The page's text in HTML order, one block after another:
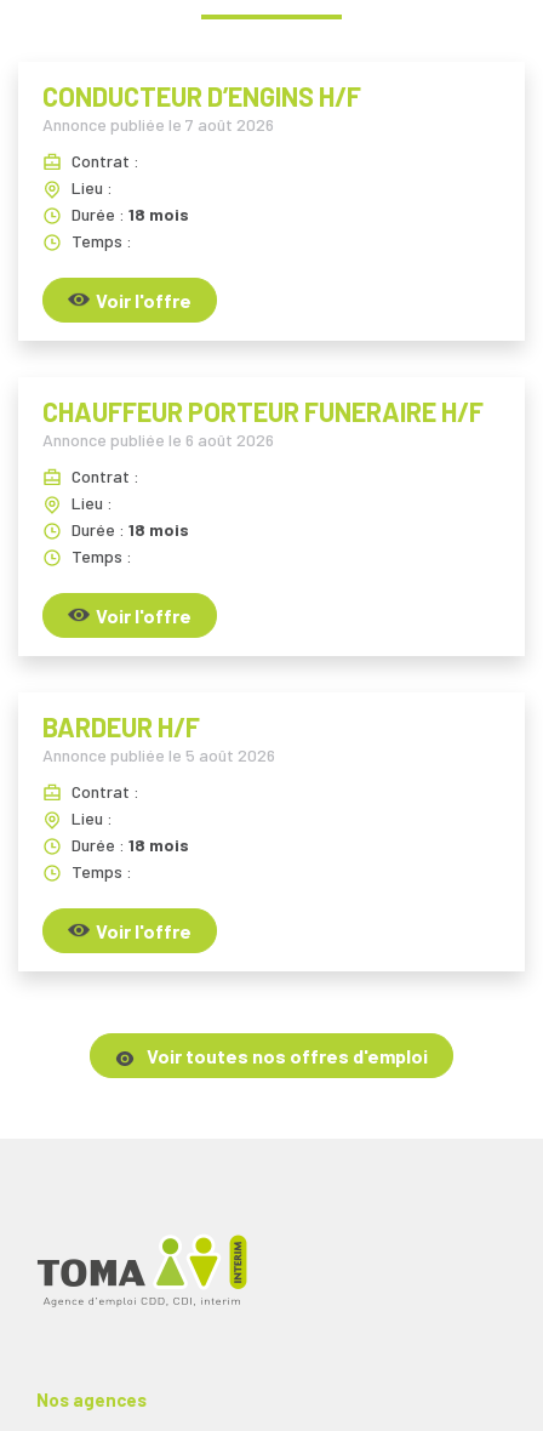
CONDUCTEUR D’ENGINS H/F
Annonce publiée le 7 août 2026
Contrat :
Lieu :
Durée : 18 mois
Temps :
Voir l'offre
CHAUFFEUR PORTEUR FUNERAIRE H/F
Annonce publiée le 6 août 2026
Contrat :
Lieu :
Durée : 18 mois
Temps :
Voir l'offre
BARDEUR H/F
Annonce publiée le 5 août 2026
Contrat :
Lieu :
Durée : 18 mois
Temps :
Voir l'offre
Voir toutes nos offres d'emploi
Nos agences